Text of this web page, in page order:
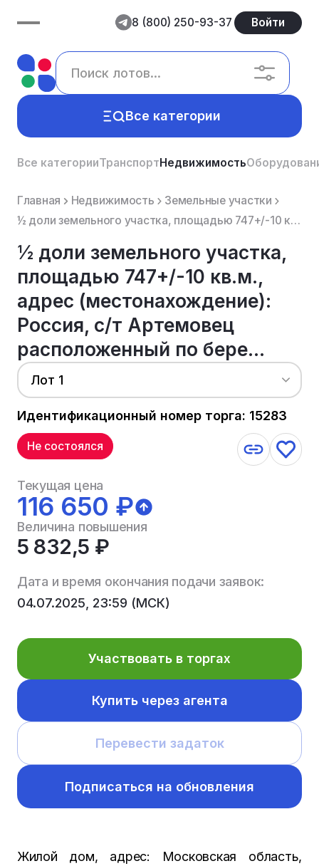
8 (800) 250-93-37 Войти
Все категории
Все категорииТранспортНедвижимость
Главная Недвижимость
Земельные участки
½ доли земельного участка, площадью 747+/-10 кв.м., адрес (местонахождение): Россия, с/т Артемовец р...
½ доли земельного участка,
площадью 747+/-10 кв.м.,
адрес (местонахождение):
Россия, с/т Артемовец
расположенный по бере...
Лот 1
Идентификационный номер торга: 15283
Не состоялся
Текущая цена
116 650 ₽
Величина повышения
5 832,5 ₽
Дата и время окончания подачи заявок:
04.07.2025, 23:59 (МСК)
Участвовать в торгах
Купить через агента
Перевести задаток
Подписаться на обновления
Жилой дом, адрес: Московская область,